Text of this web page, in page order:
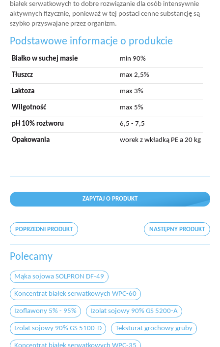
białek serwatkowych to dobre rozwiązanie dla osób intensywnie
aktywnych fizycznie, ponieważ w tej postaci cenne substancję są
szybko przyswajane przez organizm.
Podstawowe informacje o produkcie
Białko w suchej masie min 90%
Tłuszcz max 2,5%
Laktoza max 3%
Wilgotność max 5%
pH 10% roztworu 6,5 - 7,5
Opakowania worek z wkładką PE a 20 kg
ZAPYTAJ O PRODUKT
POPRZEDNI PRODUKT NASTĘPNY PRODUKT
Polecamy
Mąka sojowa SOLPRON DF-49
Koncentrat białek serwatkowych WPC-60
Izoflawony 5% - 95% Izolat sojowy 90% GS 5200-A
Izolat sojowy 90% GS 5100-D Teksturat grochowy gruby